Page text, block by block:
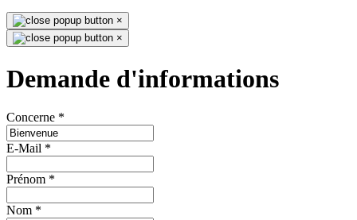
×
×
Demande d'informations
Concerne *
E-Mail *
Prénom *
Nom *